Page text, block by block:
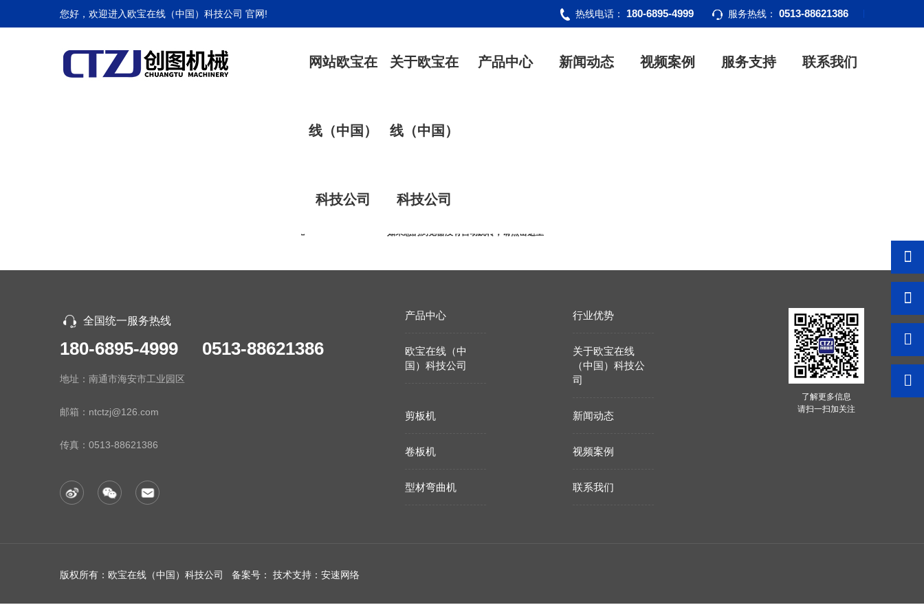
欧宝在线（中国）科技公司
您好，欢迎进入欧宝在线（中国）科技公司 官网! 服务热线： 0513-88621386
热线电话： 180-6895-4999
网站欧宝在
线（中国）
科技公司
关于欧宝在
线（中国）
科技公司
产品中心 新闻动态 视频案例 服务支持 联系我们
当前URL[//ocgrasschoppers.com/mhpFPMLEeT/product/jianbanji/zsjbj-list-1.html]
与其本身地址[//ocgrasschoppers.com/product/jianbanji/zsjbj-list.html]不符
如果您的浏览器没有自动跳转，请点击这里
全国统一服务热线
180-6895-4999 0513-88621386
地址：南通市海安市工业园区
邮箱：ntctzj@126.com
传真： 0513-88621386
产品中心 行业优势
欧宝在线（中
国）科技公司
关于欧宝在线
（中国）科技公
司
剪板机 新闻动态
卷板机 视频案例
型材弯曲机 联系我们
了解更多信息
请扫一扫加关注
版权所有：欧宝在线（中国）科技公司 备案号： 技术支持：安速网络